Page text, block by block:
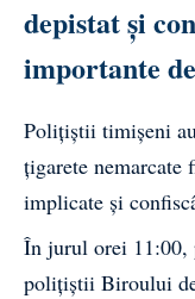
depistat și
importante
Polițiștii timișeni
țigarete nemarcate
implicate și
În jurul orei 11:00,
polițiștii Biroului